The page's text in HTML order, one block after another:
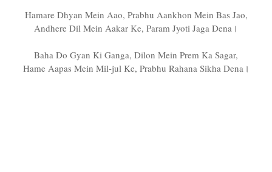
Hamare Dhyan Mein Aao, Prabhu Aankhon Mein Bas Jao,
Andhere Dil Mein Aakar Ke, Param Jyoti Jaga Dena।
Baha Do Gyan Ki Ganga, Dilon Mein Prem Ka Sagar,
Hame Aapas Mein Mil-jul Ke, Prabhu Rahana Sikha Dena।